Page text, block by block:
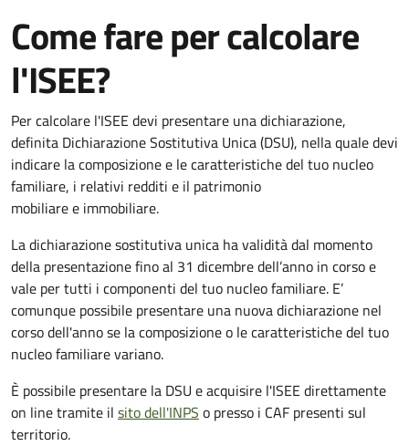
Come fare per calcolare
l'ISEE?
Per calcolare l'ISEE devi presentare una dichiarazione,
definita Dichiarazione Sostitutiva Unica (DSU), nella quale devi
indicare la composizione e le caratteristiche del tuo nucleo
familiare, i relativi redditi e il patrimonio
mobiliare e immobiliare.
La dichiarazione sostitutiva unica ha validità dal momento
della presentazione fino al 31 dicembre dell’anno in corso e
vale per tutti i componenti del tuo nucleo familiare. E’
comunque possibile presentare una nuova dichiarazione nel
corso dell'anno se la composizione o le caratteristiche del tuo
nucleo familiare variano.
È possibile presentare la DSU e acquisire l'ISEE direttamente
on line tramite il sito dell'INPS o presso i CAF presenti sul
territorio.